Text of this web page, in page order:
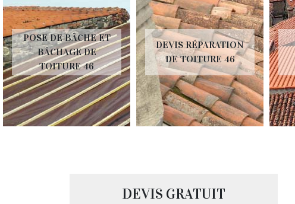
POSE DE BÂCHE ET
BÂCHAGE DE
TOITURE 46
DEVIS RÉPARATION
DE TOITURE 46
DEVIS GRATUIT